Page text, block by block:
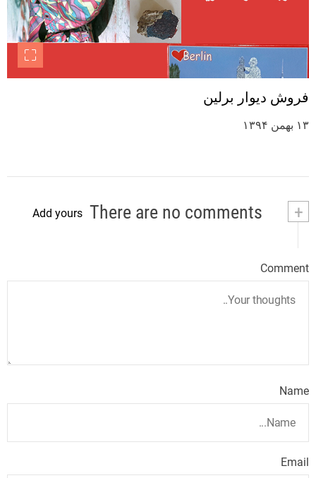
فروش دیوار برلین
۱۳ بهمن ۱۳۹۴
+
Add yours
Comment
Name
Email